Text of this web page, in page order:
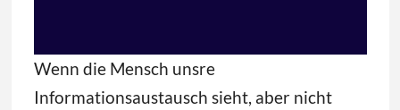
Wenn die Mensch unsre
Informationsaustausch sieht, aber nicht